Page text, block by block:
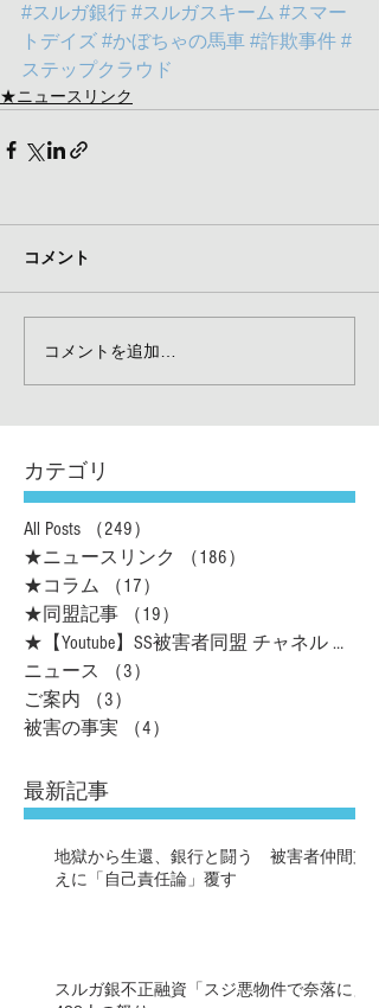
#スルガ銀行 #スルガスキーム #スマー
トデイズ #かぼちゃの馬車 #詐欺事件 #
ステップクラウド
★ニュースリンク
コメント
コメントを追加…
カテゴリ
All Posts （249）
★ニュースリンク
（186）
★コラム
（17）
★同盟記事
（19）
★【Youtube】SS被害者同盟 チャネル （16）
ニュース
（3）
ご案内
（3）
被害の事実
（4）
最新記事
地獄から生還、銀行と闘う 被害者仲間支
えに「自己責任論」覆す
スルガ銀不正融資「スジ悪物件で奈落に」